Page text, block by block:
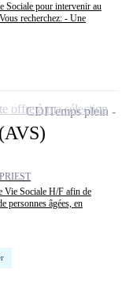
Sociale pour intervenir au
recherchez: - Une
Vie Sociale H/F afin de
personnes âgées, en
CDITemps plein
offre à ma sélection